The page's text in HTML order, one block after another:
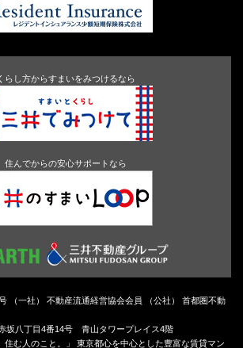
らし方からすまいをみつけるなら
住んでからの安心サポートなら
（一社） 不動産流通経営協会会員 （公社） 首都圏不動
坂八丁目4番14号 青山タワープレイス4階
住む人のこと。」 東京都心を中心とした豊富な賃貸マン